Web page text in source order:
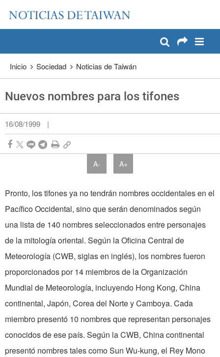
Pase a contenido principal
Inicio Sociedad Noticias de Taiwán
Nuevos nombres para los tifones
16/08/1999 |
A- A+
Pronto, los tifones ya no tendrán nombres occidentales en el
Pacífico Occidental, sino que serán denominados según
una lista de 140 nombres seleccionados entre personajes
de la mitología oriental. Según la Oficina Central de
Meteorología (CWB, siglas en inglés), los nombres fueron
proporcionados por 14 miembros de la Organización
Mundial de Meteorología, incluyendo Hong Kong, China
continental, Japón, Corea del Norte y Camboya. Cada
miembro presentó 10 nombres que representan personajes
conocidos de ese país. Según la CWB, China continental
presentó nombres tales como Sun Wu-kung, el Rey Mono